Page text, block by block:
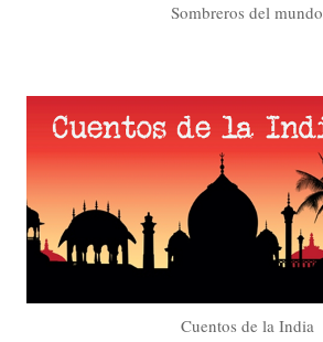
Sombreros del mundo
Cuentos de la India